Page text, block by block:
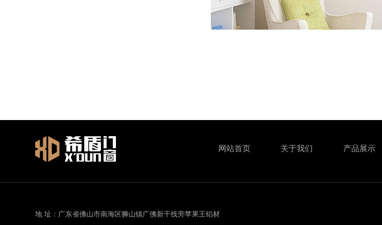
网站首页 关于我们 产品展示
地 址：广东省佛山市南海区狮山镇广佛新干线旁苹果王铝材